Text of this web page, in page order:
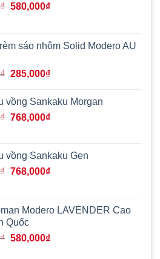
₫ Giá
785,000₫.
580,000₫Giá
là:
sáo nhôm Solid Modero AU
₫ Giá
là:
720,000₫.
285,000₫Giá
tại
là:
vồng Sankaku Morgan
₫ Giá
865,000₫.
768,000₫Giá
là:
768,000₫.
vồng Sankaku Gen
₫ Giá
865,000₫.
768,000₫Giá
là:
Modero LAVENDER Cao
Quốc
₫ Giá
580,000₫Giá